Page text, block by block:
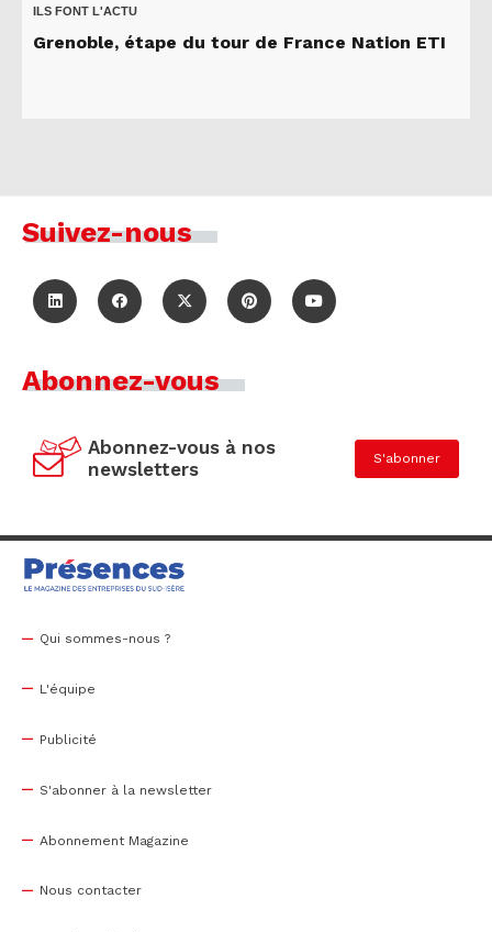
ILS FONT L'ACTU
Grenoble, étape du tour de France Nation ETI
Suivez-nous
Abonnez-vous
Abonnez-vous à nos
newsletters
S'abonner
Qui sommes-nous ?
L'équipe
Publicité
S'abonner à la newsletter
Abonnement Magazine
Nous contacter